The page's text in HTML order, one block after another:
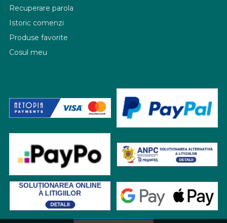
Recuperare parola
Istoric comenzi
Produse favorite
Cosul meu